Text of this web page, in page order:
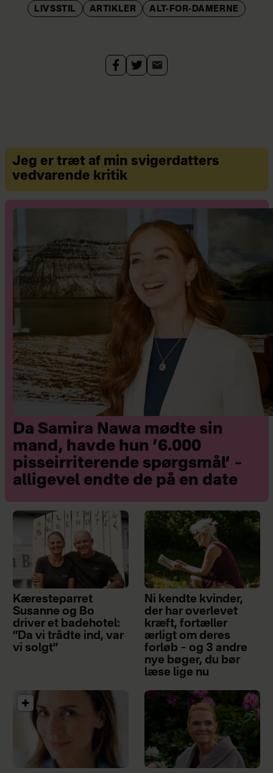
LIVSSTIL ARTIKLER ALT-FOR-DAMERNE
Jeg er træt af min svigerdatters
vedvarende kritik
Da Samira Nawa mødte sin
mand, havde hun ’6.000
pisseirriterende spørgsmål’ –
alligevel endte de på en date
Kæresteparret
Susanne og Bo
driver et badehotel:
”Da vi trådte ind, var
vi solgt”
Ni kendte kvinder,
der har overlevet
kræft, fortæller
ærligt om deres
forløb – og 3 andre
nye bøger, du bør
læse lige nu